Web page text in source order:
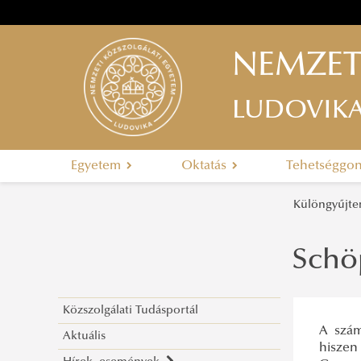
Egyetem Oktatás
Közszolgálati Tudásportál
Aktuális
A